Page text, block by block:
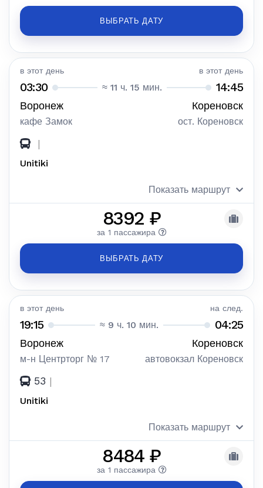
ВЫБРАТЬ ДАТУ
в этот день в этот день
03:30 ≈ 11 ч. 15 мин. 14:45
Воронеж Кореновск
кафе Замок ост. Кореновск
|
Unitiki
Показать маршрут
8392 ₽
за 1 пассажира
ВЫБРАТЬ ДАТУ
в этот день на след.
19:15 ≈ 9 ч. 10 мин. 04:25
Воронеж Кореновск
м-н Центрторг № 17 автовокзал Кореновск
53 |
Unitiki
Показать маршрут
8484 ₽
за 1 пассажира